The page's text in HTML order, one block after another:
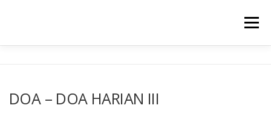
Menu
DOA – DOA HARIAN III